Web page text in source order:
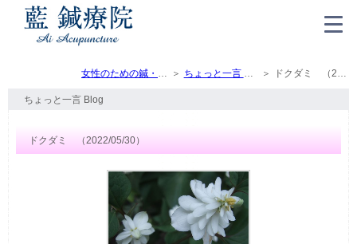
女性のための鍼・灸・マッサージ（トップ） ちょっと一言 Blog ドクダミ （2022/05/30）
ちょっと一言 Blog
ドクダミ （2022/05/30）